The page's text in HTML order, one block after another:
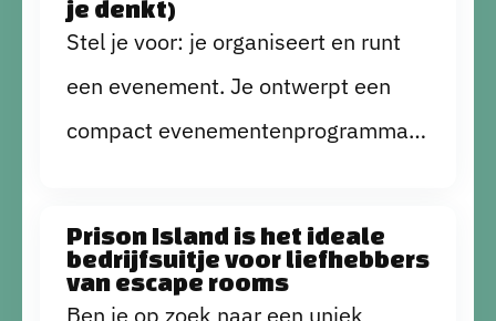
je denkt)
Stel je voor: je organiseert en runt
een evenement. Je ontwerpt een
compact evenementenprogramma,
eventlocatie ooit. Daarnaast heb je
ook een veelbelovende social media
Prison Island is het ideale
bedrijfsuitje voor liefhebbers
van escape rooms
Ben je op zoek naar een uniek